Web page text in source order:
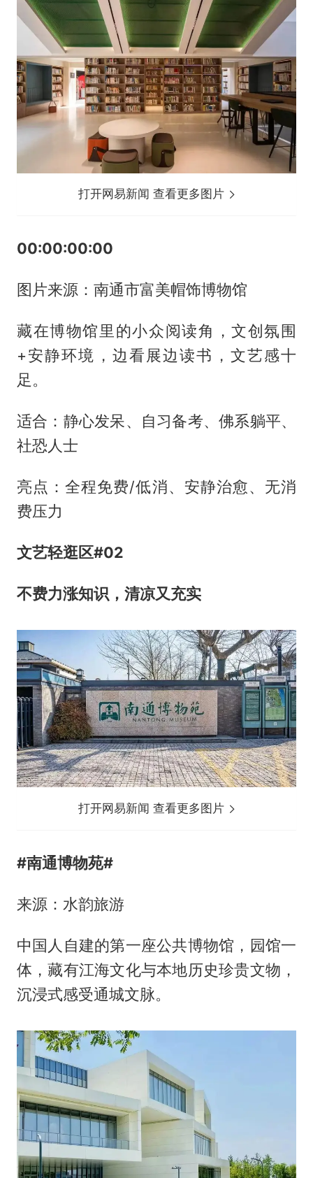
打开网易新闻 查看更多图片
00:00:00:00
图片来源：南通市富美帽饰博物馆
藏在博物馆里的小众阅读角，文创氛围
+安静环境，边看展边读书，文艺感十
足。
适合：静心发呆、自习备考、佛系躺平、
社恐人士
亮点：全程免费/低消、安静治愈、无消
费压力
文艺轻逛区#02
不费力涨知识，清凉又充实
打开网易新闻 查看更多图片
#南通博物苑#
来源：水韵旅游
中国人自建的第一座公共博物馆，园馆一
体，藏有江海文化与本地历史珍贵文物，
沉浸式感受通城文脉。